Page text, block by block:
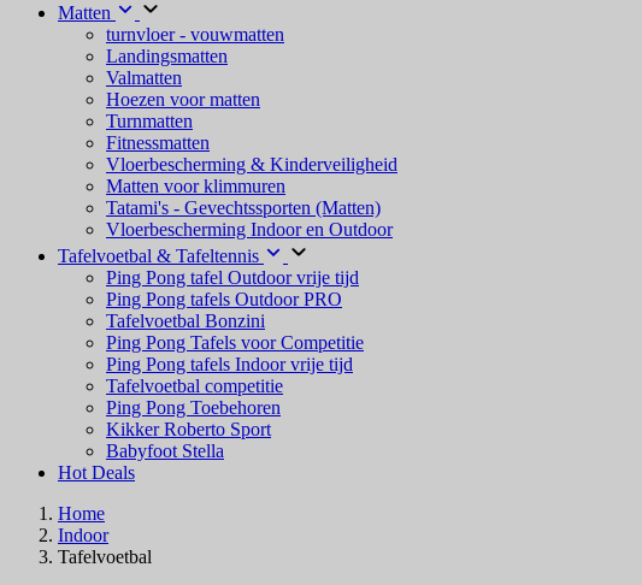
Matten
turnvloer - vouwmatten
Landingsmatten
Valmatten
Hoezen voor matten
Turnmatten
Fitnessmatten
Vloerbescherming & Kinderveiligheid
Matten voor klimmuren
Tatami's - Gevechtssporten (Matten)
Vloerbescherming Indoor en Outdoor
Tafelvoetbal & Tafeltennis
Ping Pong tafel Outdoor vrije tijd
Ping Pong tafels Outdoor PRO
Tafelvoetbal Bonzini
Ping Pong Tafels voor Competitie
Ping Pong tafels Indoor vrije tijd
Tafelvoetbal competitie
Ping Pong Toebehoren
Kikker Roberto Sport
Babyfoot Stella
Hot Deals
Home
Indoor
Tafelvoetbal